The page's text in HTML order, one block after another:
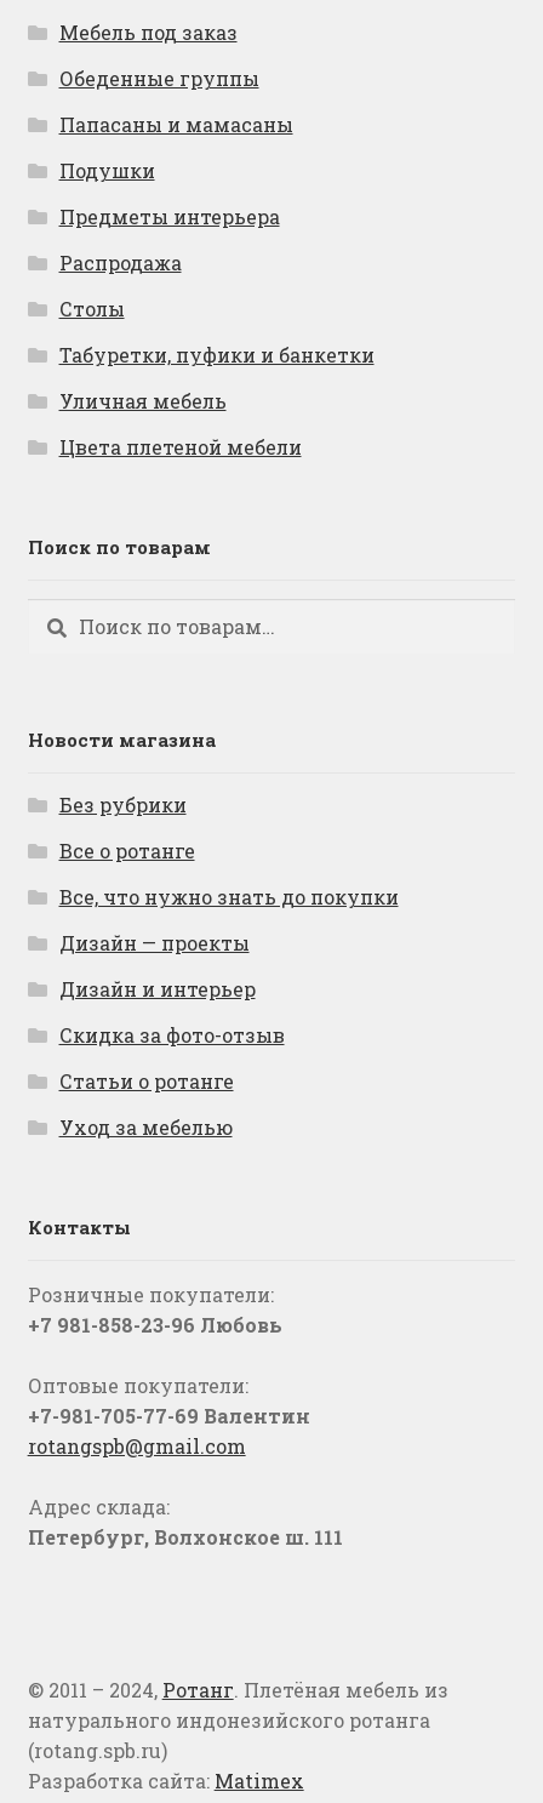
Мебель под заказ
Обеденные группы
Папасаны и мамасаны
Подушки
Предметы интерьера
Распродажа
Столы
Табуретки, пуфики и банкетки
Уличная мебель
Цвета плетеной мебели
Поиск по товарам
Искать:
Поиск
Новости магазина
Без рубрики
Все о ротанге
Все, что нужно знать до покупки
Дизайн — проекты
Дизайн и интерьер
Скидка за фото-отзыв
Статьи о ротанге
Уход за мебелью
Контакты
Розничные покупатели:
+7 981-858-23-96 Любовь
Оптовые покупатели:
+7-981-705-77-69 Валентин
rotangspb@gmail.com
Адрес склада:
Петербург, Волхонское ш. 111
© 2011 – 2024, Ротанг. Плетёная мебель из
натурального индонезийского ротанга
(rotang.spb.ru)
Разработка сайта: Matimex